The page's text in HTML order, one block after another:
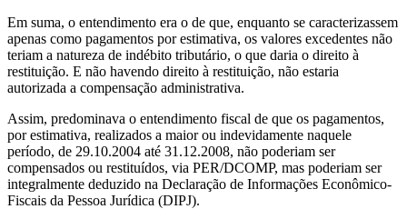
Em suma, o entendimento era o de que, enquanto se caracterizassem
apenas como pagamentos por estimativa, os valores excedentes não
teriam a natureza de indébito tributário, o que daria o direito à
restituição. E não havendo direito à restituição, não estaria
autorizada a compensação administrativa.
Assim, predominava o entendimento fiscal de que os pagamentos,
por estimativa, realizados a maior ou indevidamente naquele
período, de 29.10.2004 até 31.12.2008, não poderiam ser
compensados ou restituídos, via PER/DCOMP, mas poderiam ser
integralmente deduzido na Declaração de Informações Econômico-
Fiscais da Pessoa Jurídica (DIPJ).